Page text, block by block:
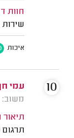
חוות
איכות
עמי
משוב: 12/09/2021
תיאור
תרגום
10